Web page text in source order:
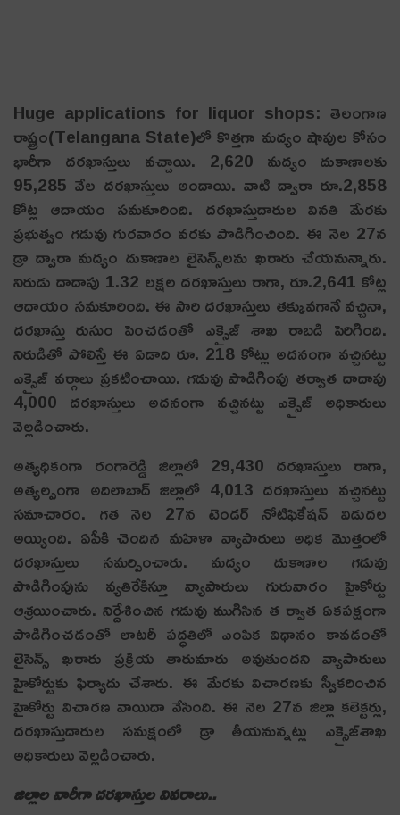
Huge applications for liquor shops: తెలంగాణ
రాష్ట్రం(Telangana State)లో కొత్త‌గా మ‌ద్యం షాపుల కోసం
భారీగా ద‌ర‌ఖాస్తులు వ‌చ్చాయి. 2,620 మద్యం దుకాణాలకు
95,285 వేల దరఖాస్తులు అందాయి. వాటి ద్వారా రూ.2,858
కోట్ల ఆదాయం సమకూరింది. దరఖాస్తుదారుల వినతి మేరకు
ప్రభుత్వం గడువు గురవారం వరకు పొడిగించింది. ఈ నెల 27న
డ్రా ద్వారా మద్యం దుకాణాల లైసెన్స్‌లను ఖరారు చేయనున్నారు.
నిరుడు దాదాపు 1.32 లక్షల దరఖాస్తులు రాగా, రూ.2,641 కోట్ల
ఆదాయం సమకూరింది. ఈ సారి దరఖాస్తులు త‌క్కువ‌గానే వచ్చినా,
దరఖాస్తు రుసుం పెంచడంతో ఎక్సైజ్‌ శాఖ రాబడి పెరిగింది.
నిరుడితో పోలిస్తే ఈ ఏడాది రూ. 218 కోట్లు అదనంగా వచ్చినట్టు
ఎక్సైజ్‌ వర్గాలు ప్రకటించాయి. గడువు పొడిగింపు తర్వాత దాదాపు
4,000 దరఖాస్తులు అదనంగా వచ్చినట్టు ఎక్సైజ్‌ అధికారులు
వెల్లడించారు.
అత్యధికంగా రంగారెడ్డి జిల్లాలో 29,430 దరఖాస్తులు రాగా,
అత్యల్పంగా అదిలాబాద్‌ జిల్లాలో 4,013 దరఖాస్తులు వచ్చినట్టు
సమాచారం. గత నెల 27న టెండర్‌ నోటిఫికేషన్‌ విడుదల
అయ్యింది. ఏపీకి చెందిన మహిళా వ్యాపారులు అధిక మొత్తంలో
దరఖాస్తులు స‌మ‌ర్పించారు. మద్యం దుకాణాల గడువు
పొడిగింపును వ్యతిరేకిస్తూ వ్యాపారులు గురువారం హైకోర్టు
ఆశ్రయించారు. నిర్దేశించిన గడువు ముగిసిన త ర్వాత ఏకపక్షంగా
పొడిగించడంతో లాటరీ పద్ధతిలో ఎంపిక విధానం కావడంతో
లైసెన్స్‌ ఖరారు ప్రక్రియ తారుమారు అవుతుందని వ్యాపారులు
హైకోర్టుకు ఫిర్యాదు చేశారు. ఈ మేరకు విచారణకు స్వీకరించిన
హైకోర్టు విచారణ వాయిదా వేసింది. ఈ నెల 27న జిల్లా క‌లెక్ట‌ర్లు,
ద‌ర‌ఖాస్తుదారుల స‌మ‌క్షంలో డ్రా తీయ‌నున్న‌ట్లు ఎక్సైజ్‌శాఖ
అధికారులు వెల్ల‌డించారు.
జిల్లాల వారీగా దరఖాస్తుల వివరాలు..